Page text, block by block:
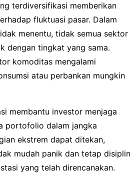
terdiversifikasi memberikan
fluktuasi pasar. Dalam
menentu, tidak semua sektor
dengan tingkat yang sama.
komoditas mengalami
atau perbankan mungkin
membantu investor menjaga
portofolio dalam jangka
ekstrem dapat ditekan,
mudah panik dan tetap disiplin
yang telah direncanakan.